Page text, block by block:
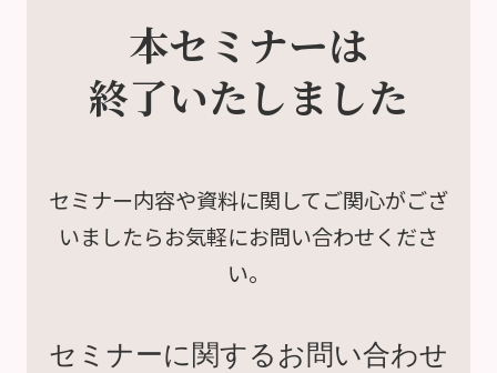
本セミナーは
終了いたしました
セミナー内容や資料に関してご関心がござ
いましたらお気軽にお問い合わせくださ
い。
セミナーに関するお問い合わせ